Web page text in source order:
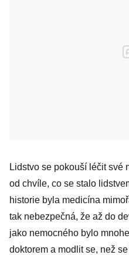
Lidstvo se pokouší léčit své
od chvíle, co se stalo
historie byla medicína
tak nebezpečná, že až do
jako nemocného bylo
doktorem a modlit se, než